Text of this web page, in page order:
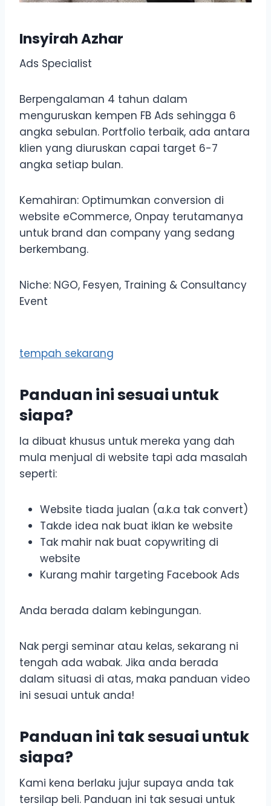
Insyirah Azhar
Ads Specialist
Berpengalaman 4 tahun dalam
menguruskan kempen FB Ads sehingga 6
angka sebulan. Portfolio terbaik, ada antara
klien yang diuruskan capai target 6-7
angka setiap bulan.
Kemahiran: Optimumkan conversion di
website eCommerce, Onpay terutamanya
untuk brand dan company yang sedang
berkembang.
Niche: NGO, Fesyen, Training & Consultancy
Event
tempah sekarang
Panduan ini sesuai untuk
siapa?
Ia dibuat khusus untuk mereka yang dah
mula menjual di website tapi ada masalah
seperti:
Website tiada jualan (a.k.a tak convert)
Takde idea nak buat iklan ke website
Tak mahir nak buat copywriting di
website
Kurang mahir targeting Facebook Ads
Anda berada dalam kebingungan.
Nak pergi seminar atau kelas, sekarang ni
tengah ada wabak. Jika anda berada
dalam situasi di atas, maka panduan video
ini sesuai untuk anda!
Panduan ini tak sesuai untuk
siapa?
Kami kena berlaku jujur supaya anda tak
tersilap beli. Panduan ini tak sesuai untuk